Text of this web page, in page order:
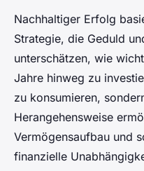
Nachhaltiger Erfolg
Strategie, die Geduld
unterschätzen, wie
Jahre hinweg zu
zu konsumieren,
Herangehensweise
Vermögensaufbau und
finanzielle